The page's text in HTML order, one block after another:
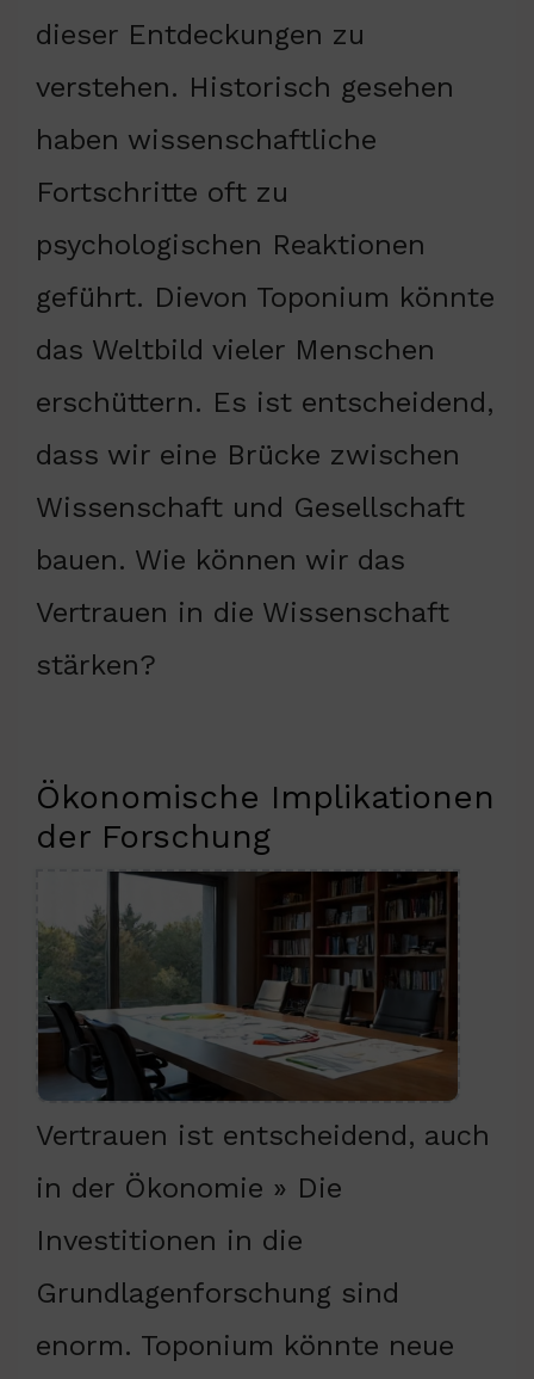
dieser Entdeckungen zu
verstehen. Historisch gesehen
haben wissenschaftliche
Fortschritte oft zu
psychologischen Reaktionen
geführt. Dievon Toponium könnte
das Weltbild vieler Menschen
erschüttern. Es ist entscheidend,
dass wir eine Brücke zwischen
Wissenschaft und Gesellschaft
bauen. Wie können wir das
Vertrauen in die Wissenschaft
stärken?
Ökonomische Implikationen
der Forschung
Vertrauen ist entscheidend, auch
in der Ökonomie » Die
Investitionen in die
Grundlagenforschung sind
enorm. Toponium könnte neue